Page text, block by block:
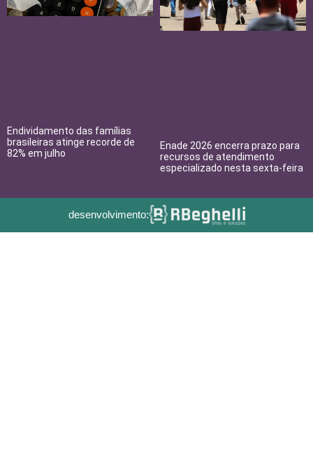
Endividamento das famílias
brasileiras atinge recorde de
82% em julho
Enade 2026 encerra prazo para
recursos de atendimento
especializado nesta sexta-feira
desenvolvimento: